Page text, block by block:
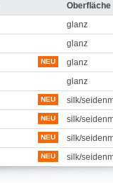
Oberfläche
glanz
glanz
NEU
glanz
glanz
NEU
silk/
NEU
silk/
NEU
silk/
NEU silk/